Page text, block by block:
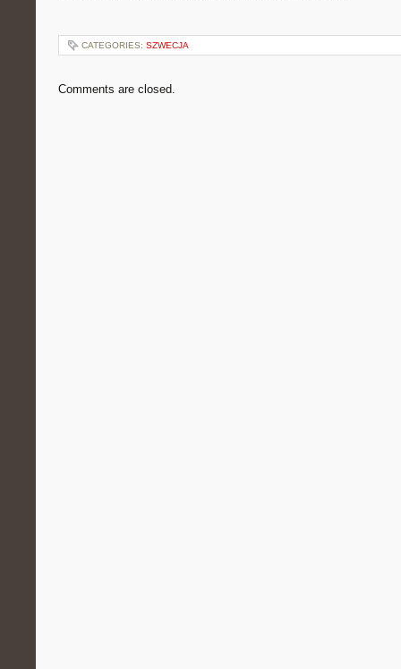
CATEGORIES: SZWECJA
Comments are closed.